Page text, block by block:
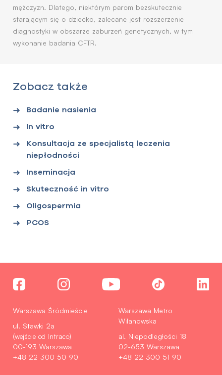
mężczyzn. Dlatego, niektórym parom bezskutecznie
starającym się o dziecko, zalecane jest rozszerzenie
diagnostyki w obszarze zaburzeń genetycznych, w tym
wykonanie badania CFTR.
Zobacz także
Badanie nasienia
In vitro
Konsultacja ze specjalistą leczenia
niepłodności
Inseminacja
Skuteczność in vitro
Oligospermia
PCOS
Warszawa Śródmieście
ul. Stawki 2a
(wejście od Intraco)
00-193 Warszawa
+48 22 300 50 90
Warszawa Metro
Wilanowska
al. Niepodległości 18
02-653 Warszawa
+48 22 300 51 90